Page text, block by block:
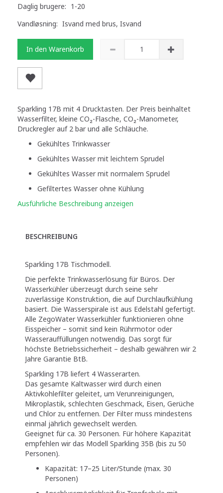
Daglig brugere: 1-20
Vandløsning: Isvand med brus, Isvand
In den Warenkorb
Sparkling 17B mit 4 Drucktasten. Der Preis beinhaltet
Wasserfilter, kleine CO₂-Flasche, CO₂-Manometer,
Druckregler auf 2 bar und alle Schläuche.
Gekühltes Trinkwasser
Gekühltes Wasser mit leichtem Sprudel
Gekühltes Wasser mit normalem Sprudel
Gefiltertes Wasser ohne Kühlung
Ausführliche Beschreibung anzeigen
BESCHREIBUNG
Sparkling 17B Tischmodell.
Die perfekte Trinkwasserlösung für Büros. Der
Wasserkühler überzeugt durch seine sehr
zuverlässige Konstruktion, die auf Durchlaufkühlung
basiert. Die Wasserspirale ist aus Edelstahl gefertigt.
Alle ZegoWater Wasserkühler funktionieren ohne
Eisspeicher – somit sind kein Rührmotor oder
Wasserauffüllungen notwendig. Das sorgt für
höchste Betriebssicherheit – deshalb gewähren wir 2
Jahre Garantie BtB.
Sparkling 17B liefert 4 Wasserarten.
Das gesamte Kaltwasser wird durch einen
Aktivkohlefilter geleitet, um Verunreinigungen,
Mikroplastik, schlechten Geschmack, Eisen, Gerüche
und Chlor zu entfernen. Der Filter muss mindestens
einmal jährlich gewechselt werden.
Geeignet für ca. 30 Personen. Für höhere Kapazität
empfehlen wir das Modell Sparkling 35B (bis zu 50
Personen).
Kapazität: 17–25 Liter/Stunde (max. 30
Personen)